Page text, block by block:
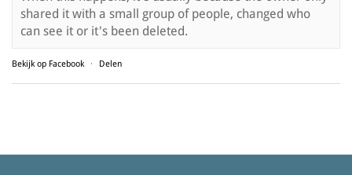
shared it with a small group of people, changed who
can see it or it's been deleted.
Bekijk op Facebook · Delen